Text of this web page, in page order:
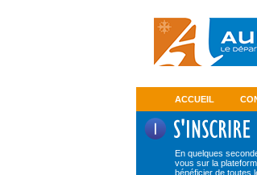
ACCUEIL
En quelques
vous sur la
bénéficier de toutes